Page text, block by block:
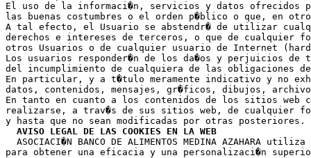
El uso de la informaci�n, servicios y datos ofrecidos por
las buenas costumbres o el orden p�blico o que, en
A tal efecto, el Usuario se abstendr� de utilizar
derechos e intereses de terceros, o que de
otros Usuarios o de cualquier usuario de Internet
Los usuarios responder�n de los da�os y perjuicios
del incumplimiento de cualquiera de las obligaciones
En particular, y a t�tulo meramente indicativo y no
datos, contenidos, mensajes, gr�ficos, dibujos,
En tanto en cuanto a los contenidos de los sitios web
realizarse, a trav�s de sus sitios web, de cualquier
y hasta que no sean modificadas por otras posteriores.
AVISO LEGAL DE LAS COOKIES EN LA WEB
ASOCIACI�N BANCO DE ALIMENTOS MEDINA AZAHARA
para obtener una eficacia y una personalizaci�n